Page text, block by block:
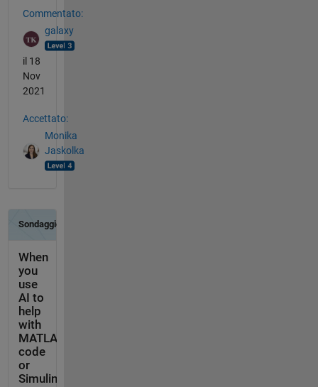
Commentato:
galaxy
il 18
Nov
2021
Accettato:
Monika
Jaskolka